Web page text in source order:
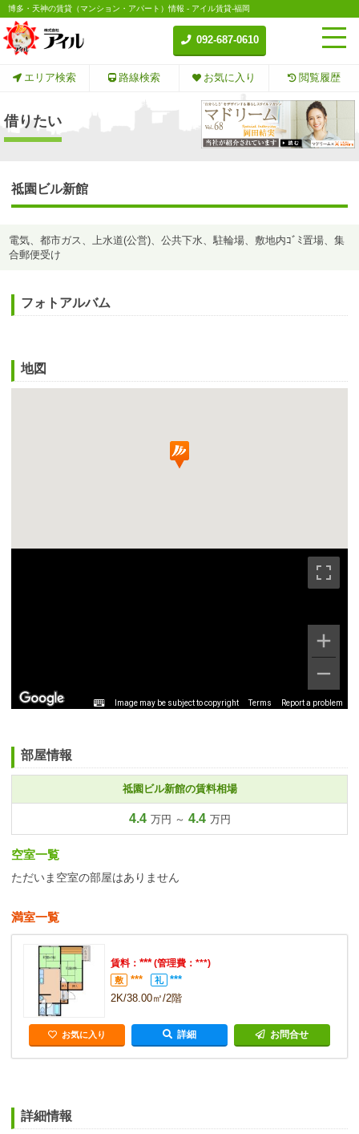
博多・天神の賃貸（マンション・アパート）情報 - アイル賃貸-福岡
092-687-0610
エリア検索 路線検索 お気に入り 閲覧履歴
借りたい
祗園ビル新館
電気、都市ガス、上水道(公営)、公共下水、駐輪場、敷地内ｺﾞﾐ置場、集
合郵便受け
フォトアルバム
地図
Image may be subject to copyright Terms Report a problem
部屋情報
祗園ビル新館の賃料相場
4.4 万円 ～ 4.4 万円
空室一覧
ただいま空室の部屋はありません
満室一覧
賃料： ***(管理費：***)
敷 *** 礼
***
2K/38.00㎡/2階
お気に入り 詳細 お問合せ
詳細情報